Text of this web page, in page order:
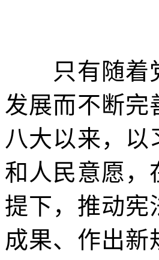
只有随着党
发展而不断完
八大以来，以
和人民意愿，
提下，推动宪
成果、作出新